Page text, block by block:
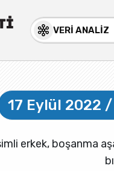
VERİ ANALİZ
17 Eylül 2022
erkek, boşanma